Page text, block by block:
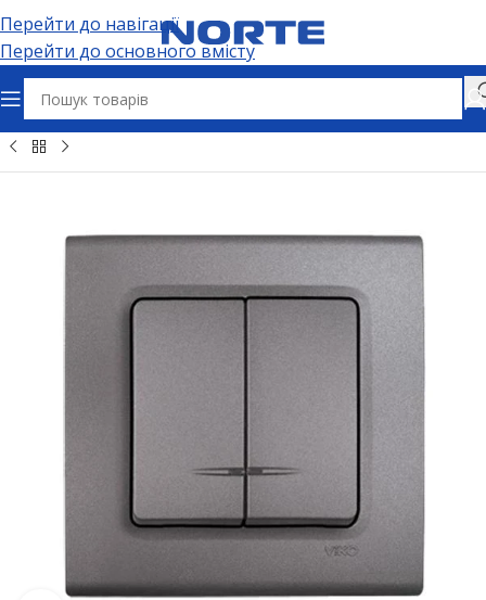
Перейти до навігації
Перейти до основного вмісту
Головна Електрофурнітура Вимикачі та дімери